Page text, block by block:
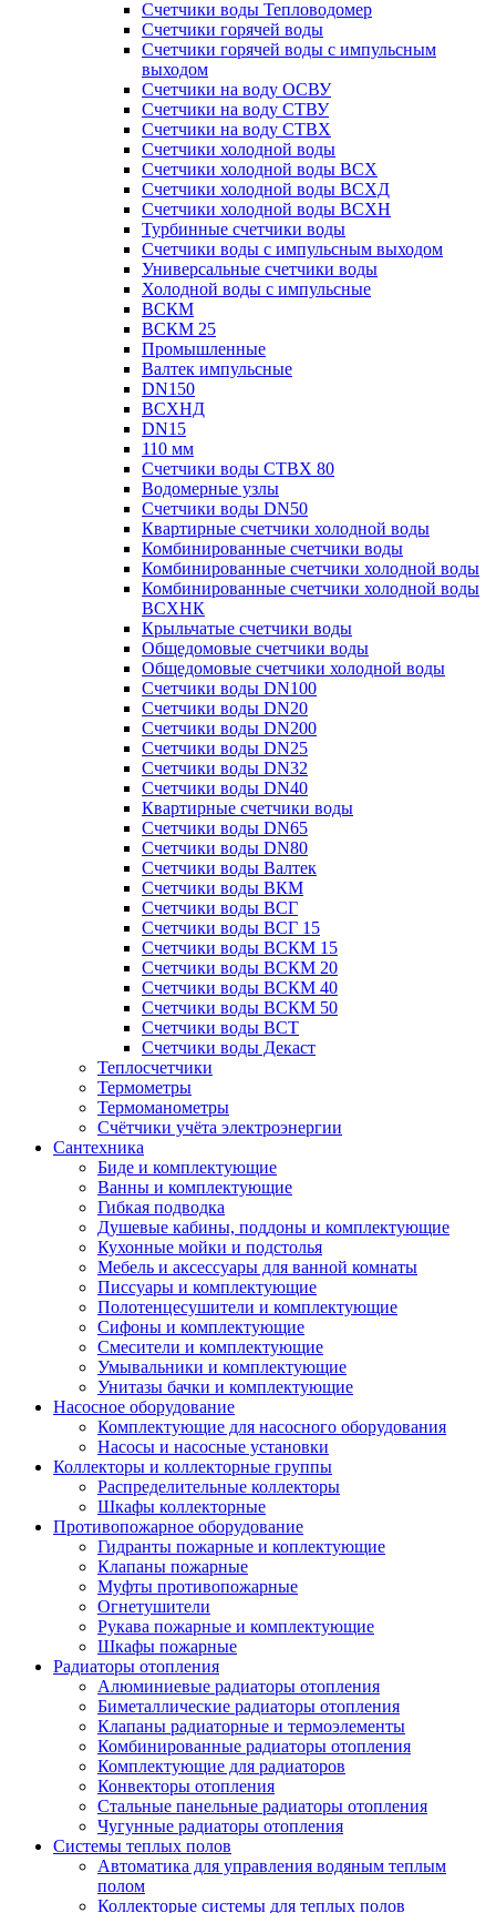
Счетчики воды Тепловодомер
Счетчики горячей воды
Счетчики горячей воды с импульсным
выходом
Счетчики на воду ОСВУ
Счетчики на воду СТВУ
Счетчики на воду СТВХ
Счетчики холодной воды
Счетчики холодной воды ВСХ
Счетчики холодной воды ВСХД
Счетчики холодной воды ВСХН
Турбинные счетчики воды
Счетчики воды с импульсным выходом
Универсальные счетчики воды
Холодной воды с импульсные
ВСКМ
ВСКМ 25
Промышленные
Валтек импульсные
DN150
ВСХНД
DN15
110 мм
Счетчики воды СТВХ 80
Водомерные узлы
Счетчики воды DN50
Квартирные счетчики холодной воды
Комбинированные счетчики воды
Комбинированные счетчики холодной воды
Комбинированные счетчики холодной воды
ВСХНК
Крыльчатые счетчики воды
Общедомовые счетчики воды
Общедомовые счетчики холодной воды
Счетчики воды DN100
Счетчики воды DN20
Счетчики воды DN200
Счетчики воды DN25
Счетчики воды DN32
Счетчики воды DN40
Квартирные счетчики воды
Счетчики воды DN65
Счетчики воды DN80
Счетчики воды Валтек
Счетчики воды ВКМ
Счетчики воды ВСГ
Счетчики воды ВСГ 15
Счетчики воды ВСКМ 15
Счетчики воды ВСКМ 20
Счетчики воды ВСКМ 40
Счетчики воды ВСКМ 50
Счетчики воды ВСТ
Счетчики воды Декаст
Теплосчетчики
Термометры
Термоманометры
Счётчики учёта электроэнергии
Сантехника
Биде и комплектующие
Ванны и комплектующие
Гибкая подводка
Душевые кабины, поддоны и комплектующие
Кухонные мойки и подстолья
Мебель и аксессуары для ванной комнаты
Писсуары и комплектующие
Полотенцесушители и комплектующие
Сифоны и комплектующие
Смесители и комплектующие
Умывальники и комплектующие
Унитазы бачки и комплектующие
Насосное оборудование
Комплектующие для насосного оборудования
Насосы и насосные установки
Коллекторы и коллекторные группы
Распределительные коллекторы
Шкафы коллекторные
Противопожарное оборудование
Гидранты пожарные и коплектующие
Клапаны пожарные
Муфты противопожарные
Огнетушители
Рукава пожарные и комплектующие
Шкафы пожарные
Радиаторы отопления
Алюминиевые радиаторы отопления
Биметаллические радиаторы отопления
Клапаны радиаторные и термоэлементы
Комбинированные радиаторы отопления
Комплектующие для радиаторов
Конвекторы отопления
Стальные панельные радиаторы отопления
Чугунные радиаторы отопления
Системы теплых полов
Автоматика для управления водяным теплым
полом
Коллекторые системы для теплых полов